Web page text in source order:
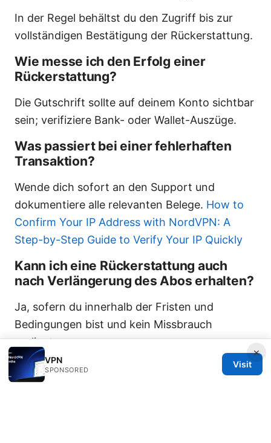
In der Regel behältst du den Zugriff bis zur
vollständigen Bestätigung der Rückerstattung.
Wie messe ich den Erfolg einer
Rückerstattung?
Die Gutschrift sollte auf deinem Konto sichtbar
sein; verifiziere Bank- oder Wallet-Auszüge.
Was passiert bei einer fehlerhaften
Transaktion?
Wende dich sofort an den Support und
dokumentiere alle relevanten Belege. How to
Confirm Your IP Address with NordVPN: A
Step-by-Step Guide to Verify Your IP Quickly
Kann ich eine Rückerstattung auch
nach Verlängerung des Abos erhalten?
Ja, sofern du innerhalb der Fristen und
Bedingungen bist und kein Missbrauch
vorliegt.
Sources:
×
VPN
SPONSORED
Visit